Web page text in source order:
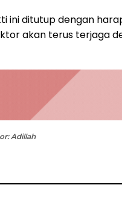
ini ditutup dengan
akan terus terjaga
Adillah